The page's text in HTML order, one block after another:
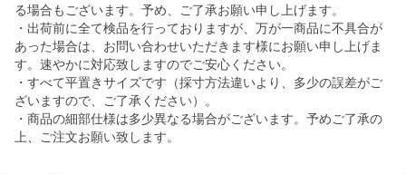
る場合もございます。予め、ご了承お願い申し上げます。
・出荷前に全て検品を行っておりますが、万が一商品に不具合が
あった場合は、お問い合わせいただきます様にお願い申し上げま
す。速やかに対応致しますのでご安心ください。
・すべて平置きサイズです（採寸方法違いより、多少の誤差がご
ざいますので、ご了承ください）。
・商品の細部仕様は多少異なる場合がございます。予めご了承の
上、ご注文お願い致します。